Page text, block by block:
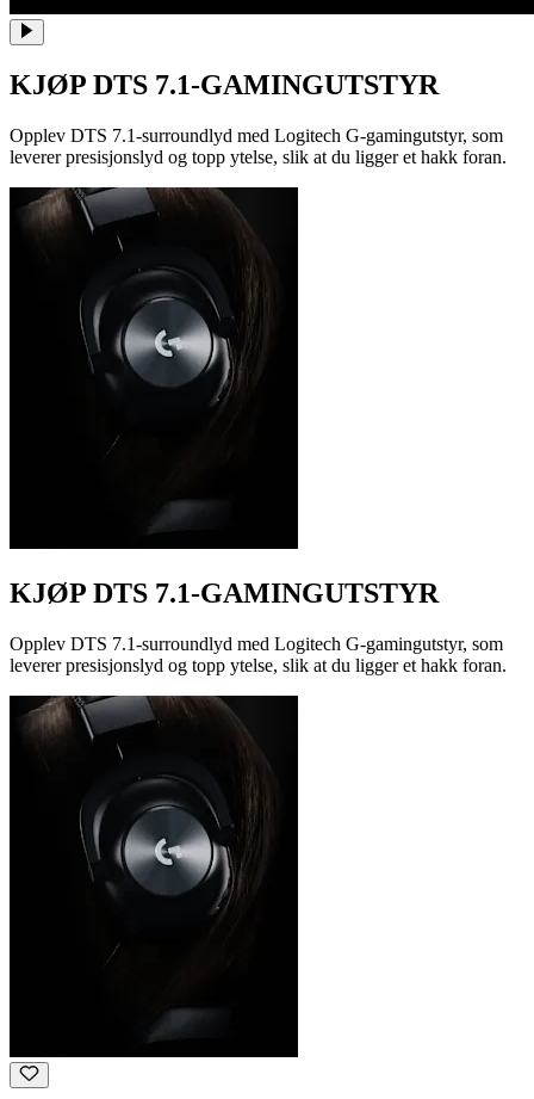
KJØP DTS 7.1-GAMINGUTSTYR
Opplev DTS 7.1-surroundlyd med Logitech G-gamingutstyr, som
leverer presisjonslyd og topp ytelse, slik at du ligger et hakk foran.
KJØP DTS 7.1-GAMINGUTSTYR
Opplev DTS 7.1-surroundlyd med Logitech G-gamingutstyr, som
leverer presisjonslyd og topp ytelse, slik at du ligger et hakk foran.